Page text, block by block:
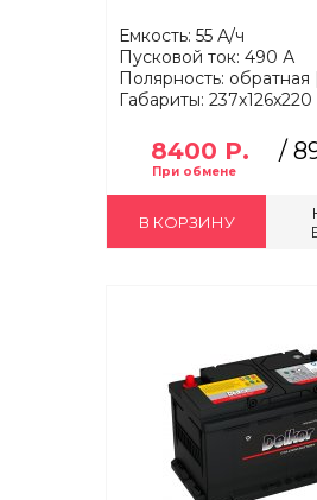
Емкость: 55 А/ч
Пусковой ток: 490 А
Полярность: обратная
Габариты: 237x126x220
8400 Р. /
В КОРЗИНУ